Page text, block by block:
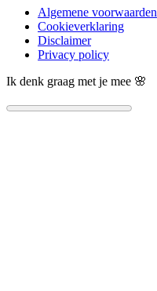
Algemene voorwaarden
Cookieverklaring
Disclaimer
Privacy policy
Ik denk graag met je mee 🌸